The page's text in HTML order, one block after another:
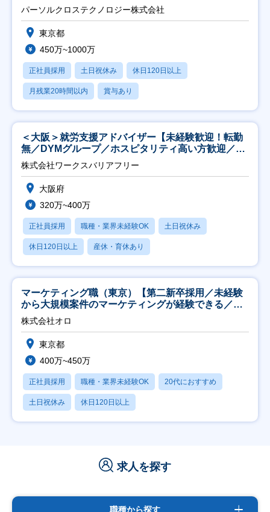
パーソルクロステクノロジー株式会社
東京都
450万~1000万
正社員採用 土日祝休み 休日120日以上
月残業20時間以内 賞与あり
＜大阪＞就労支援アドバイザー【未経験歓迎！転勤
無／DYMグループ／ホスピタリティ高い方歓迎／土
日祝】
株式会社ワークスバリアフリー
大阪府
320万~400万
正社員採用 職種・業界未経験OK 土日祝休み
休日120日以上 産休・育休あり
マーケティング職（東京）【第二新卒採用／未経験
から大規模案件のマーケティングが経験できる／研
修充実】
株式会社オロ
東京都
400万~450万
正社員採用 職種・業界未経験OK 20代におすすめ
土日祝休み 休日120日以上
求人を探す
職種から探す